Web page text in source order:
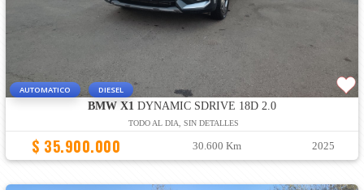
AUTOMATICO DIESEL
BMW X1 DYNAMIC SDRIVE 18D 2.0
TODO AL DIA, SIN DETALLES
$ 35.900.000 30.600 Km 2025